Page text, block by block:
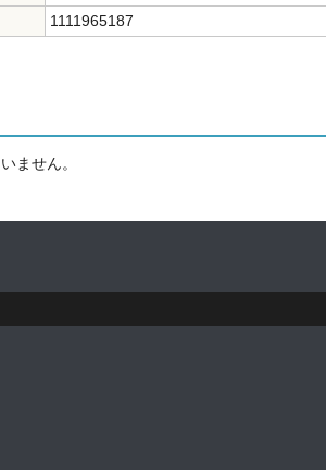
1111965187
ません。